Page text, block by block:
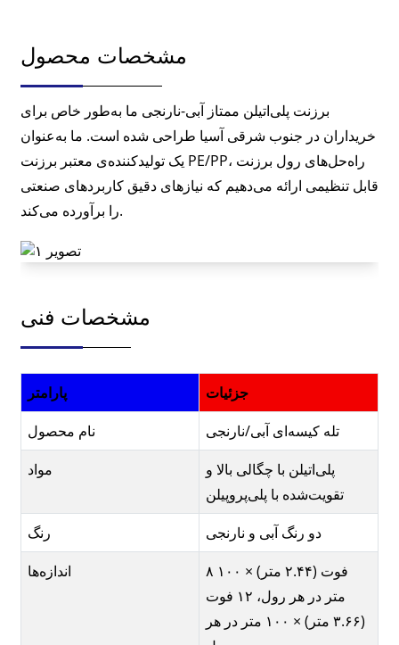
مشخصات محصول
برزنت پلی‌اتیلن ممتاز آبی-نارنجی ما به‌طور خاص برای
خریداران در جنوب شرقی آسیا طراحی شده است. ما به‌عنوان
یک تولیدکننده‌ی معتبر برزنت PE/PP، راه‌حل‌های رول برزنت
قابل تنظیمی ارائه می‌دهیم که نیازهای دقیق کاربردهای صنعتی
را برآورده می‌کند.
مشخصات فنی
پارامتر
جزئیات
نام محصول
تله کیسه‌ای آبی/نارنجی
مواد
پلی‌اتیلن با چگالی بالا و
تقویت‌شده با پلی‌پروپیلن
رنگ
دو رنگ آبی و نارنجی
اندازه‌ها
۸ فوت (۲.۴۴ متر) × ۱۰۰
متر در هر رول، ۱۲ فوت
(۳.۶۶ متر) × ۱۰۰ متر در هر